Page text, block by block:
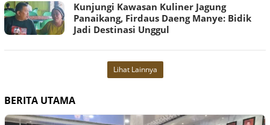
Kunjungi Kawasan Kuliner Jagung
Panaikang, Firdaus Daeng Manye: Bidik
Jadi Destinasi Unggul
Lihat Lainnya
BERITA UTAMA